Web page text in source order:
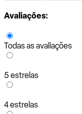
Avaliações:
Todas as avaliações
5 estrelas
4 estrelas